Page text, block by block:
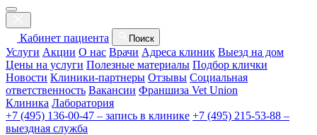
Кабинет пациента Поиск
Услуги Акции О нас Врачи Адреса клиник Выезд на дом
Цены на услуги Полезные материалы Подбор клички
Новости Клиники-партнеры Отзывы Социальная
ответственность Вакансии Франшиза Vet Union
Клиника Лаборатория
+7 (495) 136-00-47 – запись в клинике +7 (495) 215-53-88 –
выездная служба